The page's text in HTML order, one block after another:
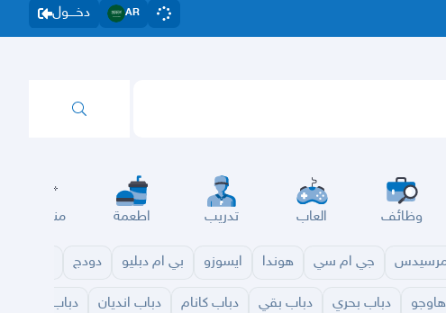
دخــــول AR
وظائف العاب تدريب اطعمة مناسبات
جي ام سي هوندا ايسوزو بي ام دبليو دودج
دباب بحري دباب بقي دباب كانام دباب انديان دباب بولاريس